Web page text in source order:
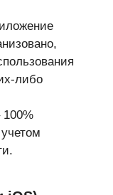
либо
100%